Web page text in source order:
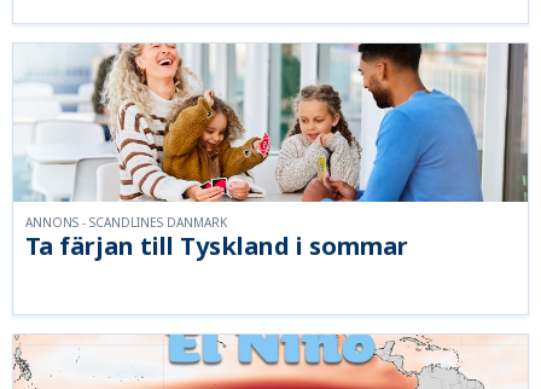
Ta färjan till Tyskland i sommar
ANNONS - SCANDLINES DANMARK